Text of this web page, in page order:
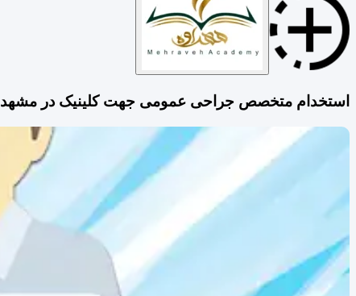
استخدام متخصص جراحی عمومی جهت کلینیک در مشهد